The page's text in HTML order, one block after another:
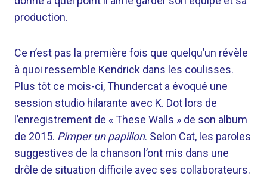
production.
Ce n’est pas la première fois que quelqu’un révèle
à quoi ressemble Kendrick dans les coulisses.
Plus tôt ce mois-ci, Thundercat a évoqué une
session studio hilarante avec K. Dot lors de
l’enregistrement de « These Walls » de son album
de 2015. Pimper un papillon. Selon Cat, les paroles
suggestives de la chanson l’ont mis dans une
drôle de situation difficile avec ses collaborateurs.